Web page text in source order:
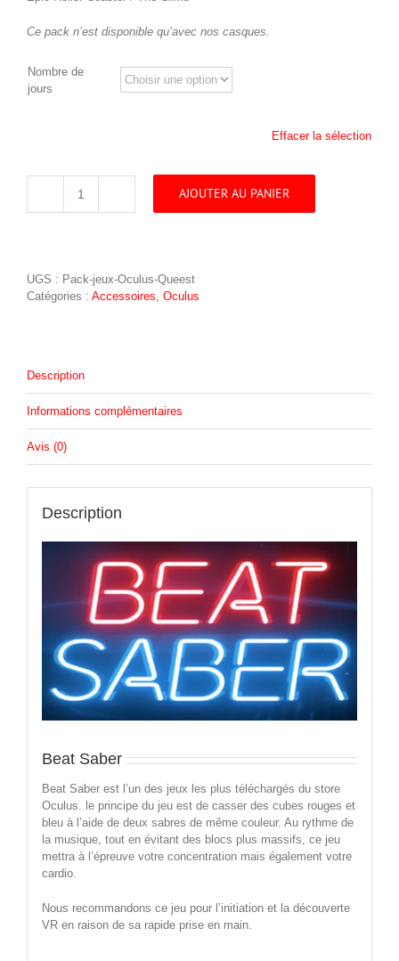
Ce pack n’est disponible qu’avec nos casques.
Nombre de
jours
Effacer la sélection
quantité
Oculus
Quest
AJOUTER AU PANIER
UGS : Pack-jeux-Oculus-Queest
Catégories : Accessoires Oculus
Description
Informations complémentaires
Avis (0)
Description
Beat Saber
Beat Saber est l’un des jeux les plus téléchargés du store
Oculus. le principe du jeu est de casser des cubes rouges et
bleu à l’aide de deux sabres de même couleur. Au rythme de
la musique, tout en évitant des blocs plus massifs, ce jeu
mettra à l’épreuve votre concentration mais également votre
cardio.
Nous recommandons ce jeu pour l’initiation et la découverte
VR en raison de sa rapide prise en main.